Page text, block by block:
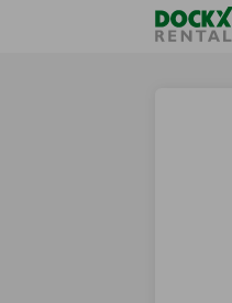
Taalselectie overslaanFratello